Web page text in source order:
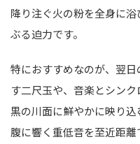
降り注ぐ火の粉を全身に
ぶる迫力です。
特におすすめなのが、翌
す二尺玉や、音楽とシン
黒の川面に鮮やかに映り
腹に響く重低音を至近距